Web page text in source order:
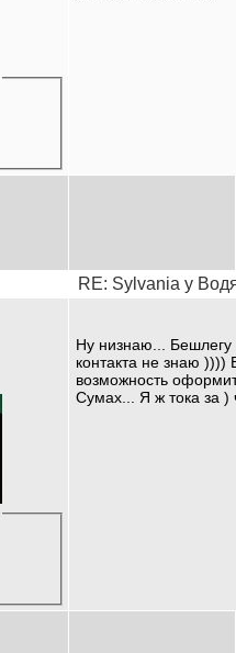
RE: Sylvania у
Ну низнаю... Бешлегу
контакта не знаю ))))
возможность
Сумах... Я ж тока за )